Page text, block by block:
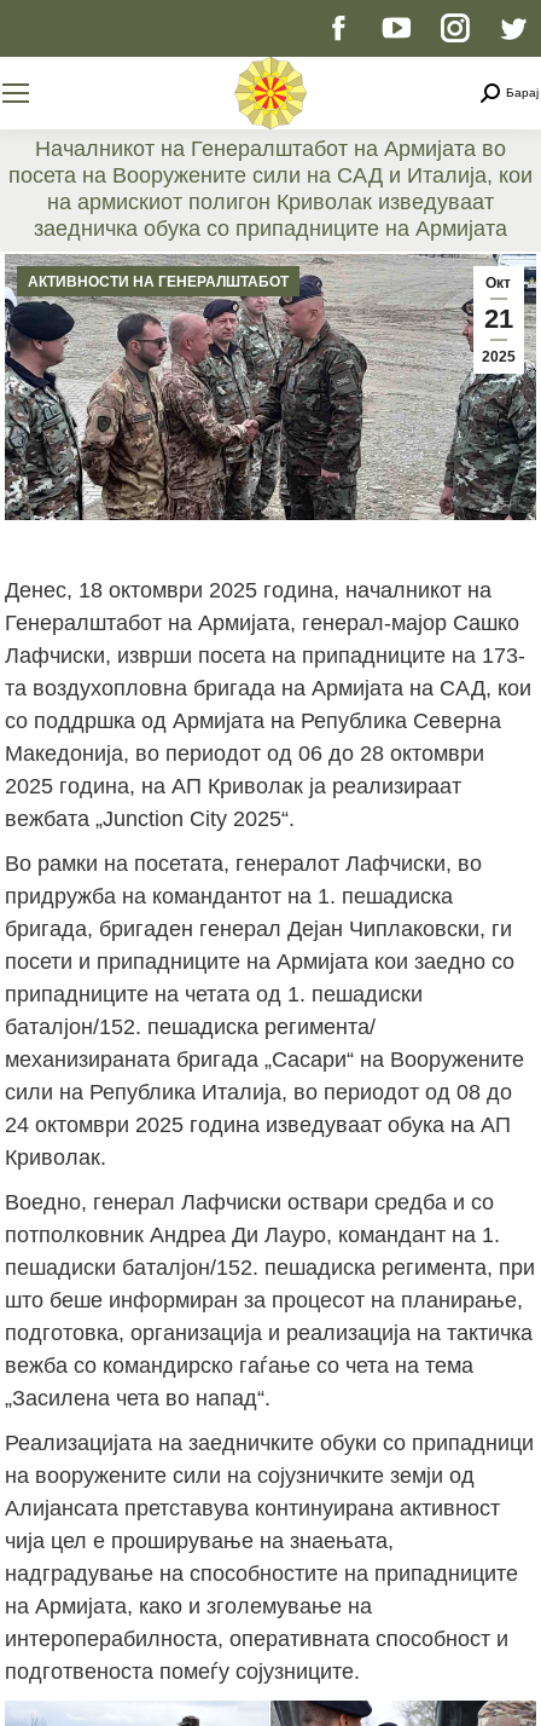
Facebook
opens
in
new
window
YouTube
opens
in
new
window
page
opens
in
new
window
Барај
Началникот на Генералштабот на Армијата во
посета на Вооружените сили на САД и Италија, кои
на армискиот полигон Криволак изведуваат
заедничка обука со припадниците на Армијата
You are here:
Окт
21
2025
АКТИВНОСТИ НА ГЕНЕРАЛШТАБОТ
Денес, 18 октомври 2025 година, началникот на
Генералштабот на Армијата, генерал-мајор Сашко
Лафчиски, изврши посета на припадниците на 173-
та воздухопловна бригада на Армијата на САД, кои
со поддршка од Армијата на Република Северна
Македонија, во периодот од 06 до 28 октомври
2025 година, на АП Криволак ја реализираат
вежбата „Junction City 2025“.
Во рамки на посетата, генералот Лафчиски, во
придружба на командантот на 1. пешадиска
бригада, бригаден генерал Дејан Чиплаковски, ги
посети и припадниците на Армијата кои заедно со
припадниците на четата од 1. пешадиски
баталјон/152. пешадиска регимента/
механизираната бригада „Сасари“ на Вооружените
сили на Република Италија, во периодот од 08 до
24 октомври 2025 година изведуваат обука на АП
Криволак.
Воедно, генерал Лафчиски оствари средба и со
потполковник Андреа Ди Лауро, командант на 1.
пешадиски баталјон/152. пешадиска регимента, при
што беше информиран за процесот на планирање,
подготовка, организација и реализација на тактичка
вежба со командирско гаѓање со чета на тема
„Засилена чета во напад“.
Реализацијата на заедничките обуки со припадници
на вооружените сили на сојузничките земји од
Алијансата претставува континуирана активност
чија цел е проширување на знаењата,
надградување на способностите на припадниците
на Армијата, како и зголемување на
интероперабилноста, оперативната способност и
подготвеноста помеѓу сојузниците.